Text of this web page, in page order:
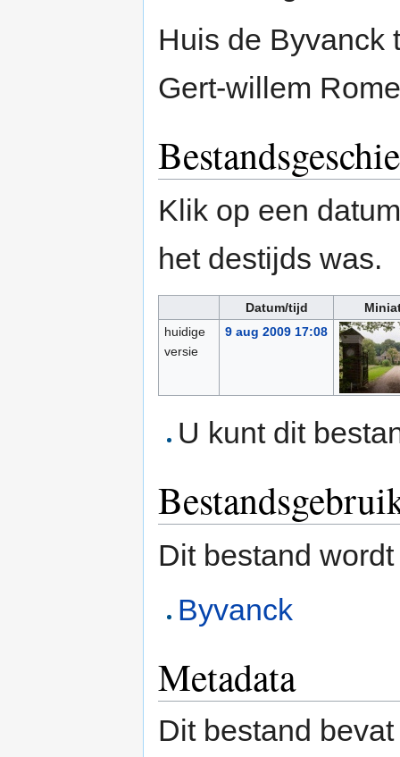
Huis de Byvanck
Gert-willem
Klik op een
het destijds was.
Datum/tijd
huidige
versie
9 aug 2009 17:08
U kunt dit
Dit bestand
Byvanck
Metadata
Dit bestand